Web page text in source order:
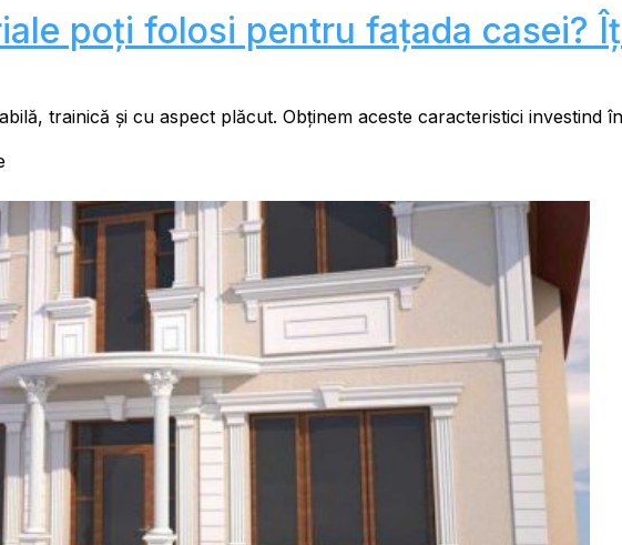
poți folosi pentru fațada casei?
trainică și cu aspect plăcut. Obținem aceste caracteristici investind